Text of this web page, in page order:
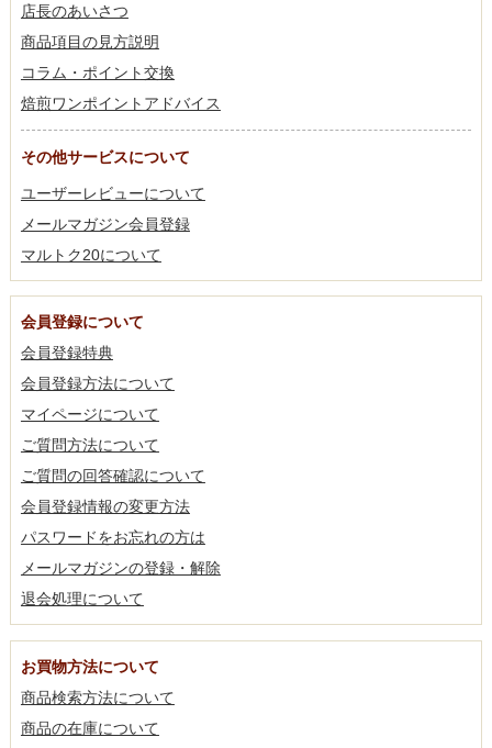
店長のあいさつ
商品項目の見方説明
コラム・ポイント交換
焙煎ワンポイントアドバイス
その他サービスについて
ユーザーレビューについて
メールマガジン会員登録
マルトク20について
会員登録について
会員登録特典
会員登録方法について
マイページについて
ご質問方法について
ご質問の回答確認について
会員登録情報の変更方法
パスワードをお忘れの方は
メールマガジンの登録・解除
退会処理について
お買物方法について
商品検索方法について
商品の在庫について